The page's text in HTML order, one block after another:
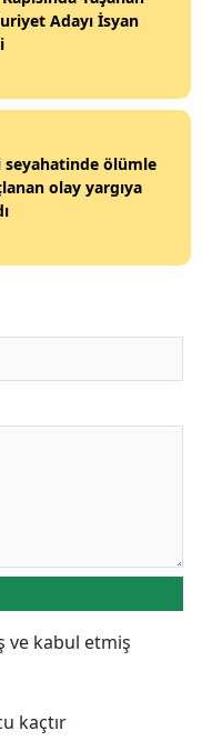
Adayı İsyan
seyahatinde ölümle
olay yargıya
ve kabul etmiş
kaçtır